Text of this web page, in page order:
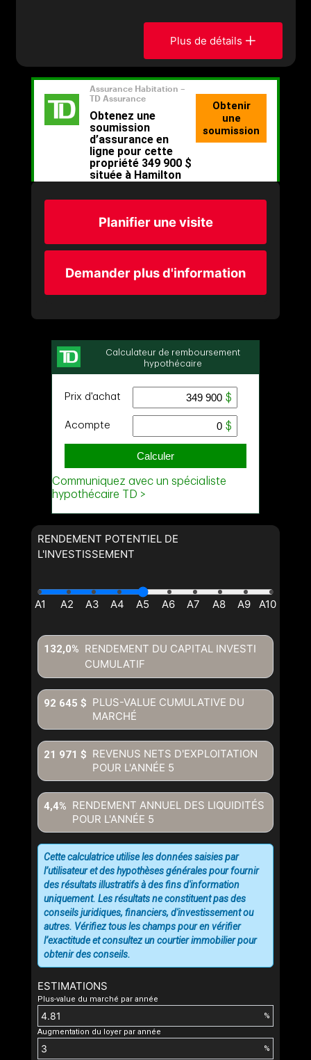
Plus de détails
Planifier une visite
Demander plus d'information
RENDEMENT POTENTIEL DE
L'INVESTISSEMENT
RENDEMENT DU CAPITAL INVESTI
CUMULATIF
132,0%
PLUS-VALUE CUMULATIVE DU
MARCHÉ
92 645 $
REVENUS NETS D'EXPLOITATION
POUR L'ANNÉE 5
21 971 $
RENDEMENT ANNUEL DES LIQUIDITÉS
POUR L'ANNÉE 5
4,4%
ESTIMATIONS
Plus-value du marché par année
%
Augmentation du loyer par année
%
Cette calculatrice utilise les données saisies par
l’utilisateur et des hypothèses générales pour fournir
des résultats illustratifs à des fins d'information
uniquement. Les résultats ne constituent pas des
conseils juridiques, financiers, d'investissement ou
autres. Vérifiez tous les champs pour en vérifier
l’exactitude et consultez un courtier immobilier pour
obtenir des conseils.